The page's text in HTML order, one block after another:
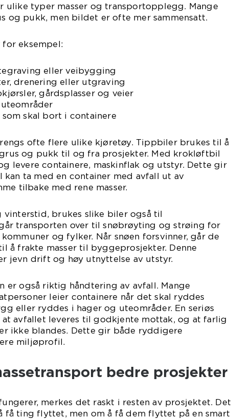
ulike typer masser og transportopplegg. Mange
og pukk, men bildet er ofte mer sammensatt.
for eksempel:
eller veibygging
drenering eller utgraving
gårdsplasser og veier
skal bort i containere
ofte flere ulike kjøretøy. Tippbiler brukes til å
og pukk til og fra prosjekter. Med krokløftbil
levere containere, maskinflak og utstyr. Dette gir
ta med en container med avfall ut av
tilbake med rene masser.
vinterstid, brukes slike biler også til
transporten over til snøbrøyting og strøing for
og fylker. Når snøen forsvinner, går de
å frakte masser til byggeprosjekter. Denne
jevn drift og høy utnyttelse av utstyr.
er også riktig håndtering av avfall. Mange
leier containere når det skal ryddes
eller ryddes i hager og uteområder. En seriøs
avfallet leveres til godkjente mottak, og at farlig
ikke blandes. Dette gir både ryddigere
miljøprofil.
bedre prosjekter
merkes det raskt i resten av prosjektet. Det
få ting flyttet, men om å få dem flyttet på en smart